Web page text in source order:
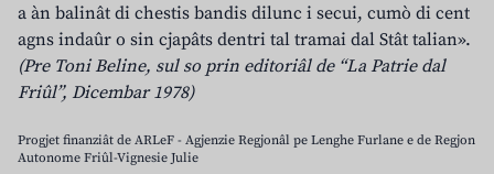
a àn balinât di chestis bandis dilunc i secui, cumò di cent
agns indaûr o sin cjapâts dentri tal tramai dal Stât talian».
(Pre Toni Beline, sul so prin editoriâl de “La Patrie dal
Friûl”, Dicembar 1978)
Progjet finanziât de ARLeF - Agjenzie Regjonâl pe Lenghe Furlane e de Regjon
Autonome Friûl-Vignesie Julie